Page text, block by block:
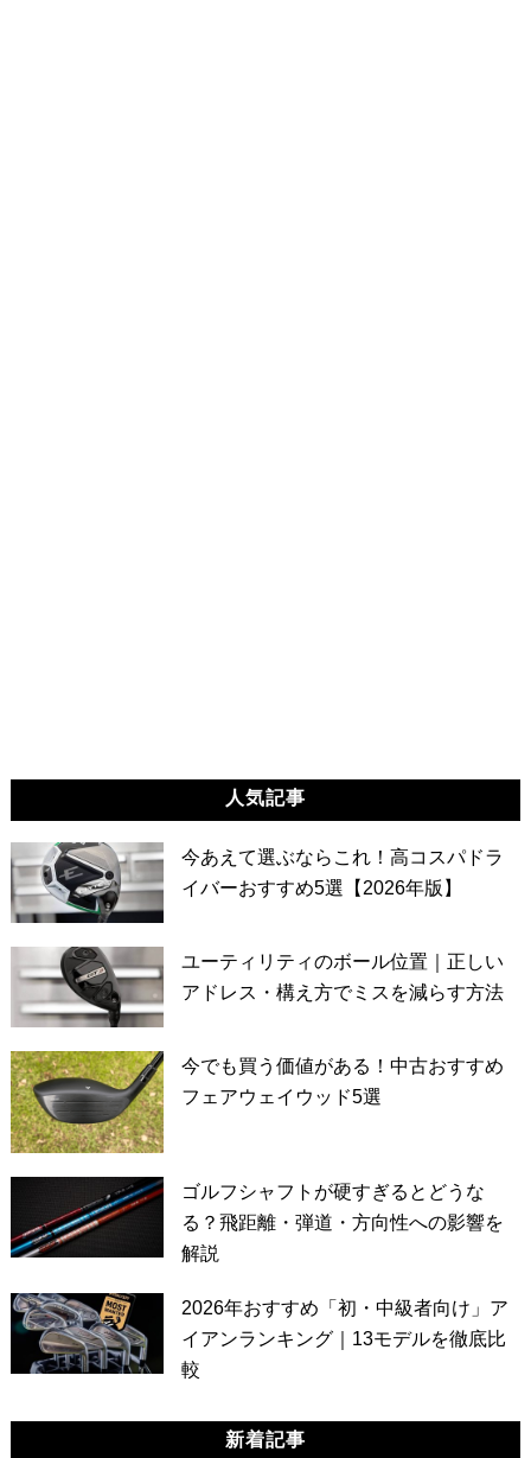
人気記事
今あえて選ぶならこれ！高コスパドラ
イバーおすすめ5選【2026年版】
ユーティリティのボール位置｜正しい
アドレス・構え方でミスを減らす方法
今でも買う価値がある！中古おすすめ
フェアウェイウッド5選
ゴルフシャフトが硬すぎるとどうな
る？飛距離・弾道・方向性への影響を
解説
2026年おすすめ「初・中級者向け」ア
イアンランキング｜13モデルを徹底比
較
新着記事